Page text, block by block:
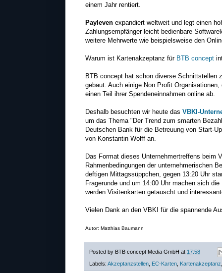
einem Jahr rentiert.
Payleven expandiert weltweit und legt einen
Zahlungsempfänger leicht bedienbare
weitere Mehrwerte wie beispielsweise den
Warum ist Kartenakzeptanz für BTB concept
BTB concept hat schon diverse Schnittstellen
gebaut. Auch einige Non Profit
einen Teil ihrer Spendeneinnahmen online ab.
Deshalb besuchten wir heute das VBKI-
um das Thema "Der Trend zum smarten
Deutschen Bank für die Betreuung von Start-
von Konstantin Wolff an.
Das Format dieses Unternehmertreffens beim
Rahmenbedingungen der unternehmerischen
deftigen Mittagssüppchen, gegen 13:20 Uhr
Fragerunde und um 14:00 Uhr machen sich
werden Visitenkarten getauscht und
Vielen Dank an den VBKI für die spannende
Autor: Matthias Baumann
Posted by BTB concept Media GmbH at 17:58
Labels: Akzeptanzstellen EC-Karten Kartenakzeptanz